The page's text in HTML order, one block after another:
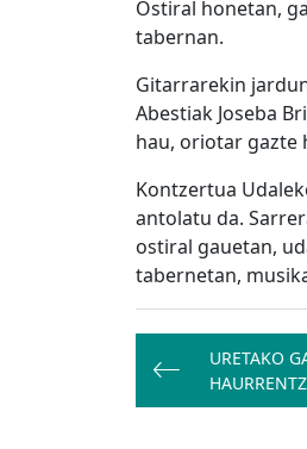
Ostiral honetan,
tabernan.
Gitarrarekin
Abestiak Joseba
hau, oriotar gazte
Kontzertua
antolatu da.
ostiral gauetan,
tabernetan,
zehar
nabigatu
URETAKO